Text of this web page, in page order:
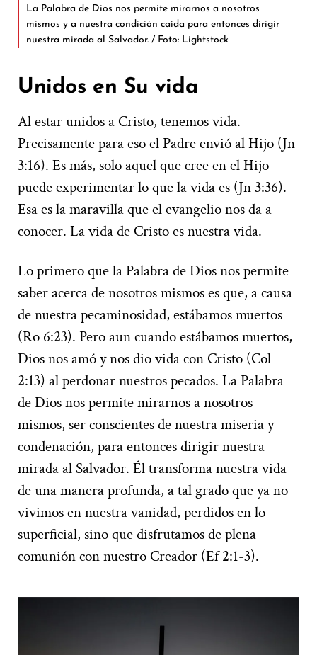
La Palabra de Dios nos permite mirarnos a nosotros
mismos y a nuestra condición caída para entonces dirigir
nuestra mirada al Salvador. / Foto: Lightstock
Unidos en Su vida
Al estar unidos a Cristo, tenemos vida.
Precisamente para eso el Padre envió al Hijo (Jn
3:16). Es más, solo aquel que cree en el Hijo
puede experimentar lo que la vida es (Jn 3:36).
Esa es la maravilla que el evangelio nos da a
conocer. La vida de Cristo es nuestra vida.
Lo primero que la Palabra de Dios nos permite
saber acerca de nosotros mismos es que, a causa
de nuestra pecaminosidad, estábamos muertos
(Ro 6:23). Pero aun cuando estábamos muertos,
Dios nos amó y nos dio vida con Cristo (Col
2:13) al perdonar nuestros pecados. La Palabra
de Dios nos permite mirarnos a nosotros
mismos, ser conscientes de nuestra miseria y
condenación, para entonces dirigir nuestra
mirada al Salvador. Él transforma nuestra vida
de una manera profunda, a tal grado que ya no
vivimos en nuestra vanidad, perdidos en lo
superficial, sino que disfrutamos de plena
comunión con nuestro Creador (Ef 2:1-3).